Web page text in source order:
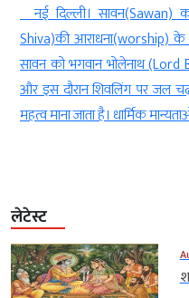
नई दिल्ली। सावन(Sawan)
Shiva)की आराधना(worship) के
सावन को भगवान भोलेनाथ (Lord
और इस दौरान शिवलिंग पर जल
महत्व माना जाता है। धार्मिक
लेटेस्ट